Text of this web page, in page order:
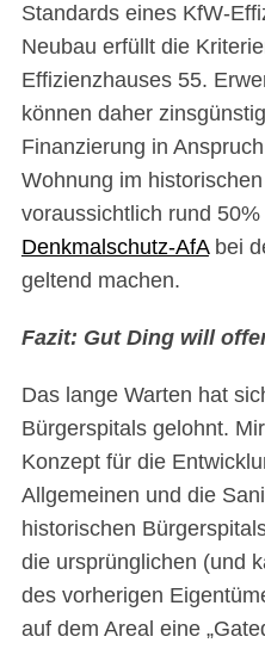
Standards eines KfW-
Neubau erfüllt die
Effizienzhauses 55.
können daher
Finanzierung in
Wohnung im
voraussichtlich rund
Denkmalschutz-AfAbei
geltend machen.
Fazit: Gut Ding will
Das lange Warten hat
Bürgerspitals gelohnt.
Konzept für die
Allgemeinen und die
historischen
die ursprünglichen (und
des vorherigen
auf dem Areal eine